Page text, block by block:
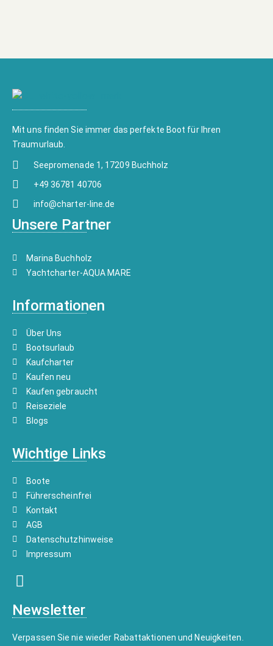
Mit uns finden Sie immer das perfekte Boot für Ihren
Traumurlaub.
Seepromenade 1, 17209 Buchholz
+49 36781 40706
info@charter-line.de
Unsere Partner
Marina Buchholz
Yachtcharter-AQUA MARE
Informationen
Über Uns
Bootsurlaub
Kaufcharter
Kaufen neu
Kaufen gebraucht
Reiseziele
Blogs
Wichtige Links
Boote
Führerscheinfrei
Kontakt
AGB
Datenschutzhinweise
Impressum
Newsletter
Verpassen Sie nie wieder Rabattaktionen und Neuigkeiten.